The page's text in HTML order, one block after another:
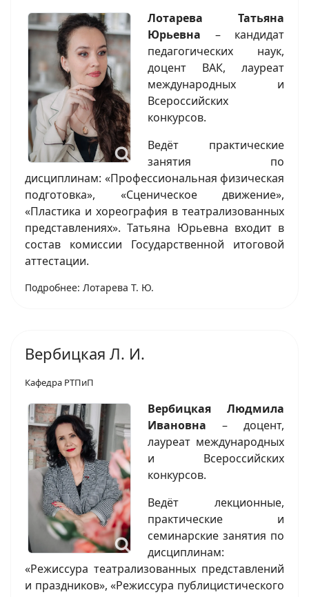
Лотарева Татьяна
Юрьевна – кандидат
педагогических наук,
доцент ВАК, лауреат
международных и
Всероссийских
конкурсов.
Ведёт практические
занятия по
дисциплинам: «Профессиональная физическая
подготовка», «Сценическое движение»,
«Пластика и хореография в театрализованных
представлениях». Татьяна Юрьевна входит в
состав комиссии Государственной итоговой
аттестации.
Подробнее: Лотарева Т. Ю.
Вербицкая Л. И.
Кафедра РТПиП
Вербицкая Людмила
Ивановна – доцент,
лауреат международных
и Всероссийских
конкурсов.
Ведёт лекционные,
практические и
семинарские занятия по
дисциплинам:
«Режиссура театрализованных представлений
и праздников», «Режиссура публицистического